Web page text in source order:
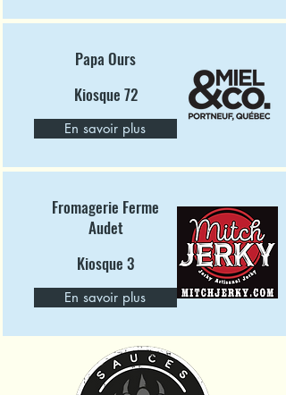
Papa Ours
Kiosque 72
En savoir plus
Fromagerie Ferme
Audet
Kiosque 3
En savoir plus